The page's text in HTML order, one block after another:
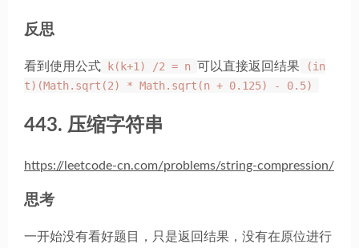
反思
看到使用公式 k(k+1) /2 = n 可以直接返回结果
(in
t)(Math.sqrt(2) * Math.sqrt(n + 0.125) - 0.5)
443. 压缩字符串
https://leetcode-cn.com/problems/string-compression/
思考
一开始没有看好题目，只是返回结果，没有在原位进行